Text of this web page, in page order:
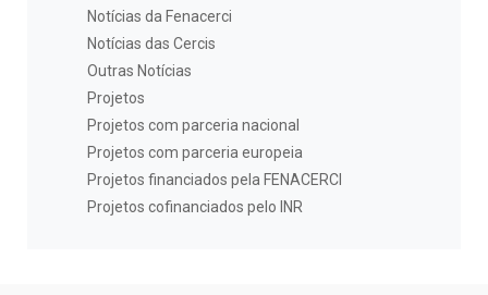
Notícias da Fenacerci
Notícias das Cercis
Outras Notícias
Projetos
Projetos com parceria nacional
Projetos com parceria europeia
Projetos financiados pela FENACERCI
Projetos cofinanciados pelo INR